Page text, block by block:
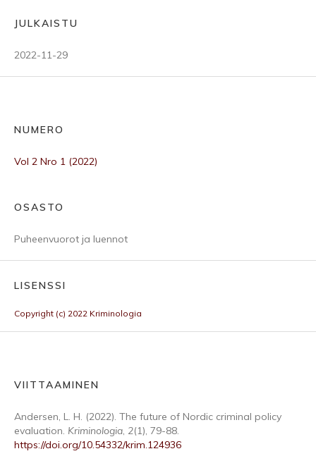
JULKAISTU
2022-11-29
NUMERO
Vol 2 Nro 1 (2022)
OSASTO
Puheenvuorot ja luennot
LISENSSI
Copyright (c) 2022 Kriminologia
VIITTAAMINEN
Andersen, L. H. (2022). The future of Nordic criminal policy
evaluation. Kriminologia, 2(1), 79-88.
https://doi.org/10.54332/krim.124936